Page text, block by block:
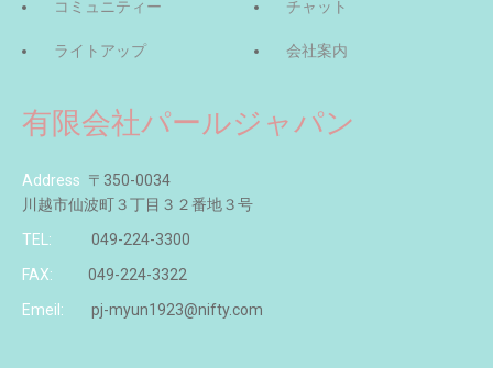
コミュニティー
ライトアップ
チャット
会社案内
有限会社パールジャパン
Address 〒350-0034
川越市仙波町３丁目３２番地３号
TEL:
049-224-3300
FAX:
049-224-3322
Emeil:
pj-myun1923@nifty.com